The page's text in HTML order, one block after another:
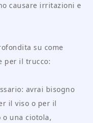
causare irritazioni e
su come
per il trucco:
avrai bisogno
il viso o per il
una ciotola,